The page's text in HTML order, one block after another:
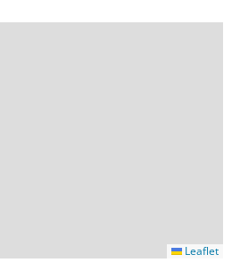
Leaflet